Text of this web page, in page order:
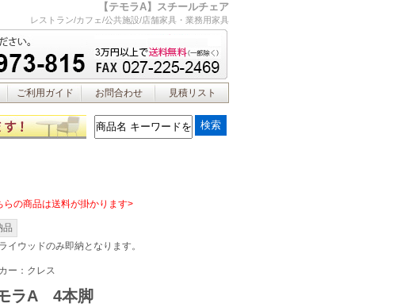
【テモラA】スチールチェア
レストラン/カフェ/公共施設/店舗家具・業務用家具
ご利用ガイド お問合わせ 見積リスト
らの商品は送料が掛かります>
品
イウッドのみ即納となります。
ー： クレス
ラA 4本脚